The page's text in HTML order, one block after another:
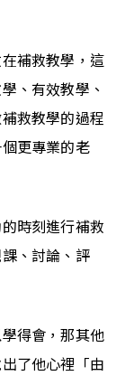
補救教學，這
、有效教學、
救教學的過程
更專業的老
時刻進行補救
、討論、評
得會，那其他
了他心裡「由